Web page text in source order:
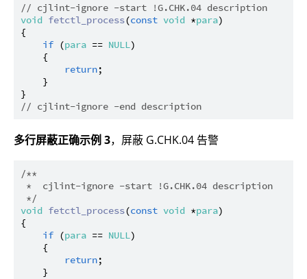
// cjlint-ignore -start !G.CHK.04 description
void fetctl_process(const void *para)
{
if (para == NULL)
    {
return;
    }
// cjlint-ignore -end description
多行屏蔽正确示例 3，屏蔽 G.CHK.04 告警
/**
*  cjlint-ignore -start !G.CHK.04 description
*/
void fetctl_process(const void *para)
{
if (para == NULL)
    {
return;
    }